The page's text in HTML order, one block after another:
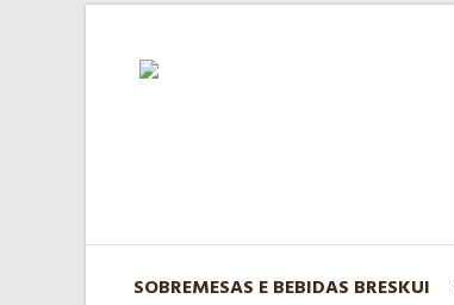
SOBREMESAS E BEBIDAS BRESKUI